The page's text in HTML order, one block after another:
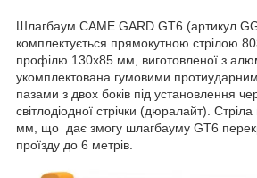
Шлагбаум CAME GARD GT6 (артикул
комплектується прямокутною стрілою
профілю 130х85 мм, виготовленої з
укомплектована гумовими
пазами з двох боків під установлення
світлодіодної стрічки (дюралайт).
мм, що дає змогу шлагбауму GT6
проїзду до 6 метрів.